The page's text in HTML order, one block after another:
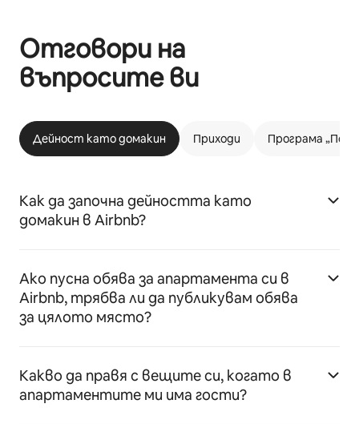
Отговори на
въпросите ви
Дейност като домакин Приходи Програма
Как да започна дейността като
домакин в Airbnb?
Ако пусна обява за апартамента си в
Airbnb, трябва ли да публикувам обява
за цялото място?
Какво да правя с вещите си, когато в
апартаментите ми има гости?